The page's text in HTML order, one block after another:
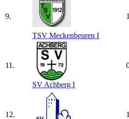
9.
TSV Meckenbeuren I
1
11.
SV Achberg I
12. 1